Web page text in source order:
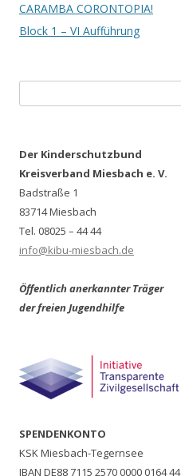
navigation
CARAMBA CORONTOPIA!
Block 1 – VI Aufführung
nach:
Der Kinderschutzbund
Kreisverband Miesbach e. V.
Badstraße 1
83714 Miesbach
Tel. 08025 – 44 44
info@kibu-miesbach.de
Öffentlich anerkannter Träger
der freien Jugendhilfe
SPENDENKONTO
KSK Miesbach-Tegernsee
IBAN DE88 7115 2570 0000 0164 44